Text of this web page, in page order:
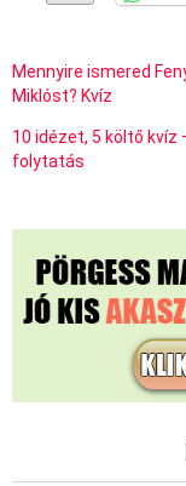
Mennyire ismered
Miklóst? Kvíz
10 idézet, 5 költő kvíz
folytatás